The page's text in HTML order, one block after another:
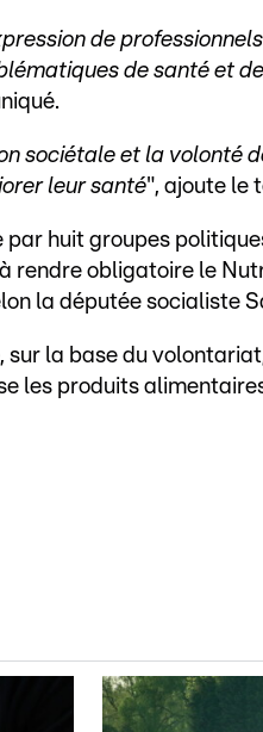
de
de santé et
sociétale et la volonté
leur santé", ajoute le
par huit groupes
rendre obligatoire le
la députée socialiste
sur la base du
les produits